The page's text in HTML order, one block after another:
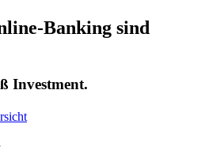
Banking sind
Investment.